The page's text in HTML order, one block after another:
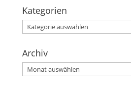
Kategorien
Kategorien
Archiv
Archiv